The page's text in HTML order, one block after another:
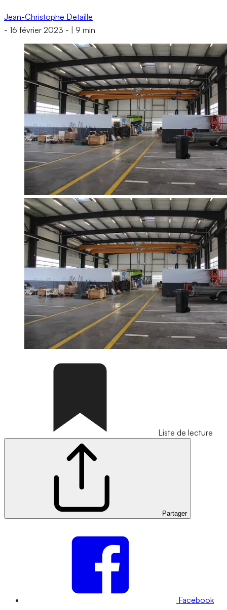
Jean-Christophe Detaille
- 16 février 2023 - 9 min
Liste de lecture
Partager
Facebook